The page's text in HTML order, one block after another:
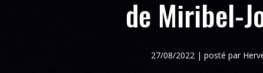
de Miribel-
27/08/2022 | posté par